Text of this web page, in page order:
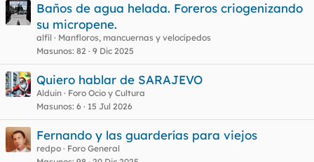
Baños de agua helada. Foreros criogenizando
su micropene.
alfíl
Manfloros, mancuernas y velocípedos
Masunos 82 9 Dic 2025
Quiero hablar de SARAJEVO
Alduin
Foro Ocio y Cultura
Masunos 6 15 Jul 2026
Fernando y las guarderías para viejos
redpo
Foro General